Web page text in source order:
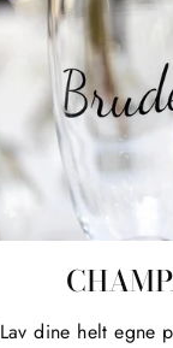
Lav dine helt egne